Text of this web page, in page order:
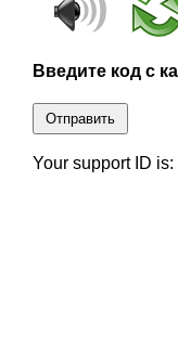
Введите код с
Отправить
Your support ID